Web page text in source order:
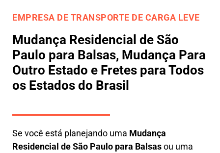
EMPRESA DE TRANSPORTE DE CARGA LEVE
Mudança Residencial de São
Paulo para Balsas, Mudança Para
Outro Estado e Fretes para Todos
os Estados do Brasil
Se você está planejando uma Mudança
Residencial de São Paulo para Balsasou uma